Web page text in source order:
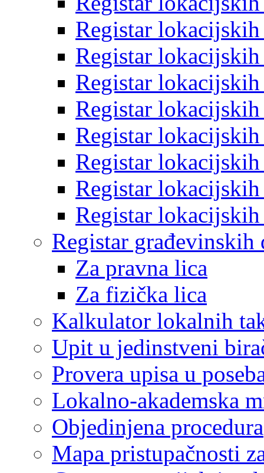
Registar
Registar
Registar
Registar
Registar
Registar
Registar
Registar
Registar građevinskih
Za pravna lica
Za fizička lica
Kalkulator lokalnih
Upit u jedinstveni
Provera upisa u
Lokalno-akademska
Objedinjena procedura
Mapa pristupačnosti